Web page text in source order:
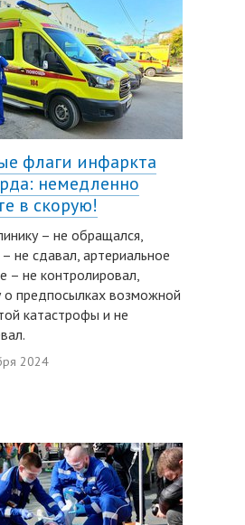
флаги инфаркта
немедленно
в скорую!
– не обращался,
не сдавал, артериальное
– не контролировал,
о предпосылках возможной
катастрофы и не
2024